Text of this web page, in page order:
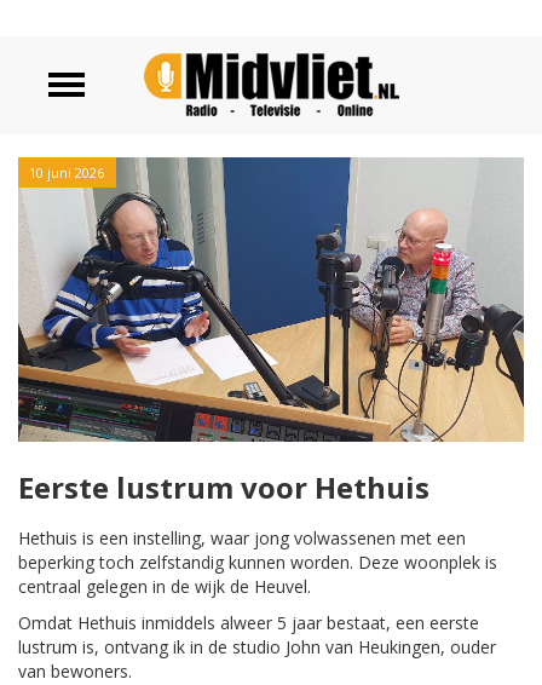
10 juni 2026
Eerste lustrum voor Hethuis
Hethuis is een instelling, waar jong volwassenen met een
beperking toch zelfstandig kunnen worden. Deze woonplek is
centraal gelegen in de wijk de Heuvel.
Omdat Hethuis inmiddels alweer 5 jaar bestaat, een eerste
lustrum is, ontvang ik in de studio John van Heukingen, ouder
van bewoners.